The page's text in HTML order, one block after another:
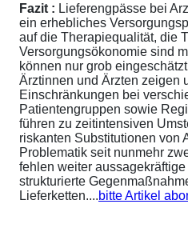
Fazit : Lieferengpässe bei
ein erhebliches
auf die Therapiequalität, die
Versorgungsökonomie sind
können nur grob
Ärztinnen und Ärzten zeigen
Einschränkungen bei
Patientengruppen sowie
führen zu zeitintensiven
riskanten Substitutionen von
Problematik seit nunmehr
fehlen weiter
strukturierte
Lieferketten....bitte Artikel